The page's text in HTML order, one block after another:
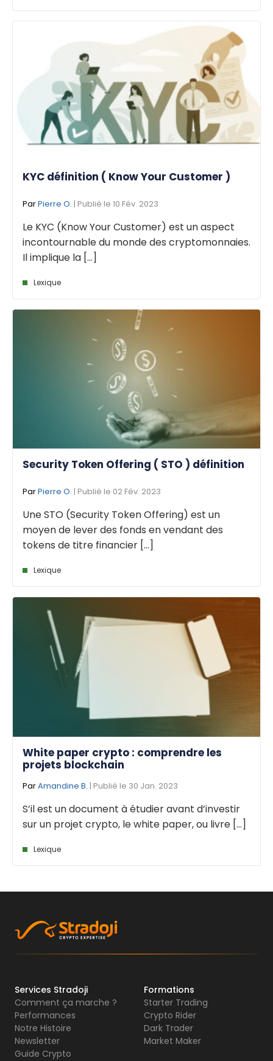
KYC définition ( Know Your Customer )
ParPierre O. | Publié le 10 Fév. 2023
Le KYC (Know Your Customer) est un aspect
incontournable du monde des cryptomonnaies.
Il implique la [...]
Lexique
Security Token Offering ( STO ) définition
ParPierre O. | Publié le 02 Fév. 2023
Une STO (Security Token Offering) est un
moyen de lever des fonds en vendant des
tokens de titre financier [...]
Lexique
White paper crypto : comprendre les
projets blockchain
ParAmandine B. | Publié le 30 Jan. 2023
S’il est un document à étudier avant d’investir
sur un projet crypto, le white paper, ou livre [...]
Lexique
Services Stradoji
Comment ça marche ?
Performances
Notre Histoire
Newsletter
Guide Crypto
Formations
Starter Trading
Crypto Rider
Dark Trader
Market Maker